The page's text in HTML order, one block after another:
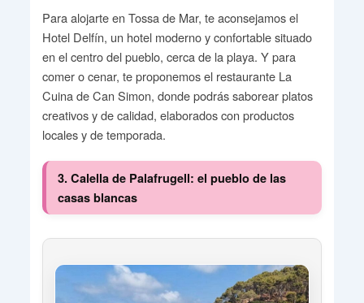
Para alojarte en Tossa de Mar, te aconsejamos el
Hotel Delfín, un hotel moderno y confortable situado
en el centro del pueblo, cerca de la playa. Y para
comer o cenar, te proponemos el restaurante La
Cuina de Can Simon, donde podrás saborear platos
creativos y de calidad, elaborados con productos
locales y de temporada.
3. Calella de Palafrugell: el pueblo de las
casas blancas